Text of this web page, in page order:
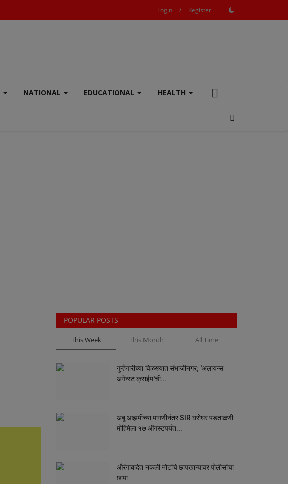
Login / Register
NATIONAL EDUCATIONAL HEALTH
POPULAR POSTS
This Week This Month All Time
गुन्हेगारीच्या विळख्यात संभाजीनगर; 'अलायन्स
अगेन्स्ट क्राईम'ची...
अबू आझमींच्या मागणीनंतर SIR घरोघर पडताळणी
मोहिमेला १७ ऑगस्टपर्यंत...
औरंगाबादेत नकली नोटांचे छापखान्यावर पोलीसांचा
छापा